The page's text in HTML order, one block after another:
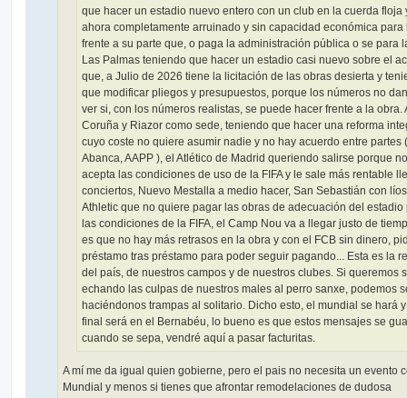
que hacer un estadio nuevo entero con un club en la cuerda floja
ahora completamente arruinado y sin capacidad económica para
frente a su parte que, o paga la administración pública o se para
Las Palmas teniendo que hacer un estadio casi nuevo sobre el
que, a Julio de 2026 tiene la licitación de las obras desierta y
que modificar pliegos y presupuestos, porque los números no
ver si, con los números realistas, se puede hacer frente a la obra.
Coruña y Riazor como sede, teniendo que hacer una reforma
cuyo coste no quiere asumir nadie y no hay acuerdo entre partes
Abanca, AAPP ), el Atlético de Madrid queriendo salirse porque no
acepta las condiciones de uso de la FIFA y le sale más rentable
conciertos, Nuevo Mestalla a medio hacer, San Sebastián con
Athletic que no quiere pagar las obras de adecuación del estadio
las condiciones de la FIFA, el Camp Nou va a llegar justo de
es que no hay más retrasos en la obra y con el FCB sin dinero,
préstamo tras préstamo para poder seguir pagando... Esta es la
del país, de nuestros campos y de nuestros clubes. Si queremos
echando las culpas de nuestros males al perro sanxe, podemos
haciéndonos trampas al solitario. Dicho esto, el mundial se hará
final será en el Bernabéu, lo bueno es que estos mensajes se
cuando se sepa, vendré aquí a pasar facturitas.
A mí me da igual quien gobierne, pero el pais no necesita un evento
Mundial y menos si tienes que afrontar remodelaciones de dudosa